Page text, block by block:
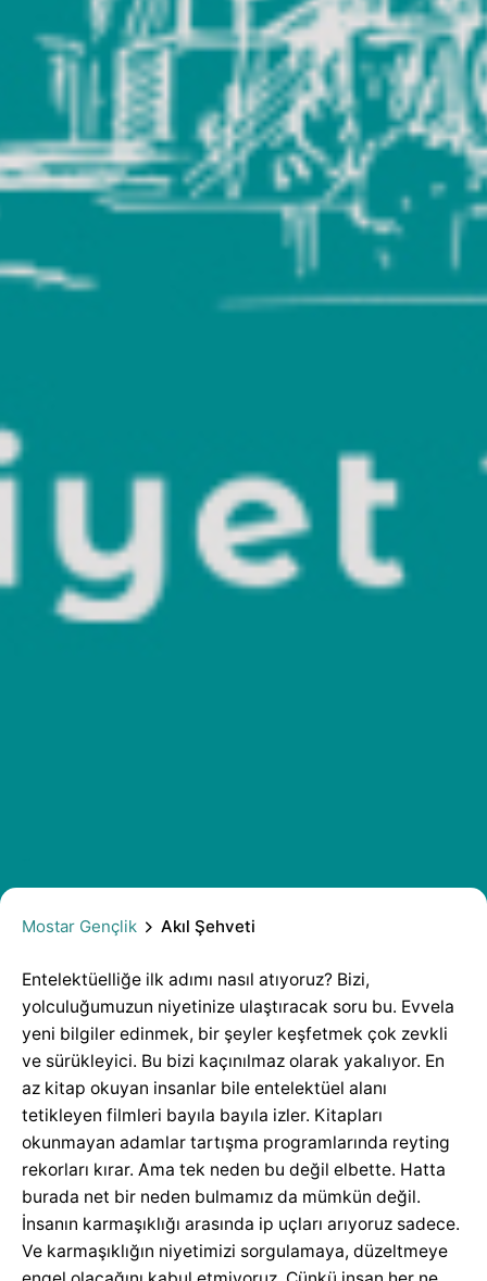
Mostar Gençlik Akıl Şehveti
Entelektüelliğe ilk adımı nasıl atıyoruz? Bizi,
yolculuğumuzun niyetinize ulaştıracak soru bu. Evvela
yeni bilgiler edinmek, bir şeyler keşfetmek çok zevkli
ve sürükleyici. Bu bizi kaçınılmaz olarak yakalıyor. En
az kitap okuyan insanlar bile entelektüel alanı
tetikleyen filmleri bayıla bayıla izler. Kitapları
okunmayan adamlar tartışma programlarında reyting
rekorları kırar. Ama tek neden bu değil elbette. Hatta
burada net bir neden bulmamız da mümkün değil.
İnsanın karmaşıklığı arasında ip uçları arıyoruz sadece.
Ve karmaşıklığın niyetimizi sorgulamaya, düzeltmeye